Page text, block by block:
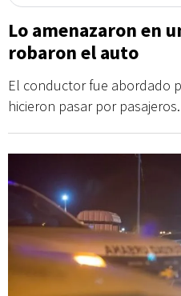
Lo amenazaron en
robaron el auto
El conductor fue abordado
hicieron pasar por